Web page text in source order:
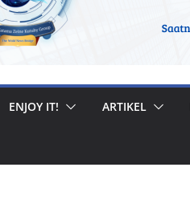
Championship
ENJOY IT! ARTIKEL